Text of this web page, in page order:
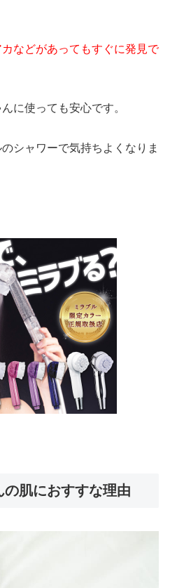
などがあってもすぐに発見で
に使っても安心です。
シャワーで気持ちよくなりま
の肌におすすな理由